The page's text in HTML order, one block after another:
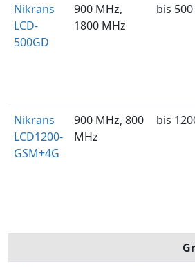
Nikrans
LCD-
500GD
900 MHz,
1800 MHz
bis 500
Nikrans
LCD1200-
GSM+4G
900 MHz, 800
MHz
bis